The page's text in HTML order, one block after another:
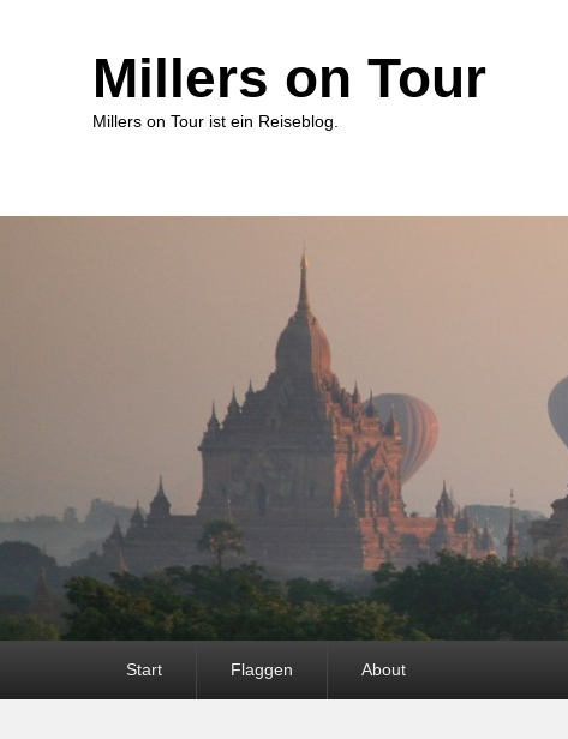
Millers on Tour
Millers on Tour ist ein Reiseblog.
Start Flaggen About